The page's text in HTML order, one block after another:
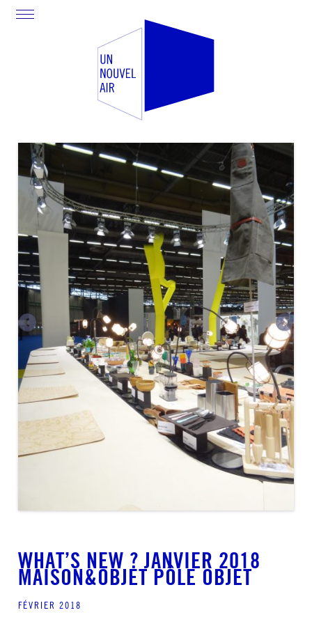
WHAT’S NEW ? JANVIER 2018
MAISON&OBJET PÔLE OBJET
FÉVRIER 2018